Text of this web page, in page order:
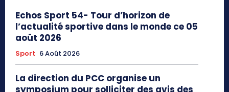
Echos Sport 54- Tour d’horizon de
l’actualité sportive dans le monde ce 05
août 2026
Sport 6 Août 2026
La direction du PCC organise un